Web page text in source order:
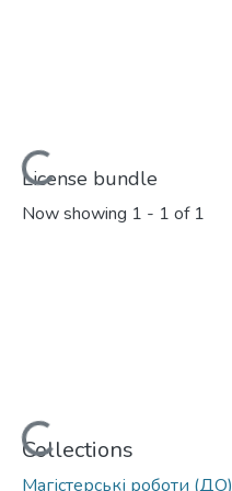
Loading...
License bundle
Now showing 1 - 1 of 1
Loading...
Collections
Магістерські роботи (ДО)